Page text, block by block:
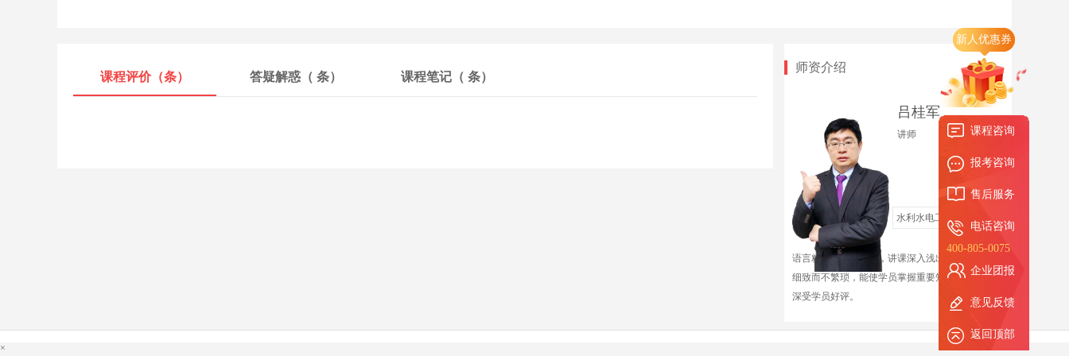
新人优惠券
课程咨询
报考咨询
售后服务
电话咨询
400-805-0075
企业团报
意见反馈
返回顶部
12.第三篇-第十一章-施工进度管理（二）
时长 32:19
时长 39:47
14.第三篇-第十三章-施工成本管理、第十四章-
施工安全管理
15.第三篇-第十五章-绿色建造及施工现场环境管
理
时长 15:44
课程评价（条） 答疑解惑（ 条） 课程笔记（ 条）
师资介绍
吕桂军
讲师
授课领域 水利水电 水利水电工程
语言精练，善于总结，讲课深入浅出，图文并茂，
细致而不繁琐，能使学员掌握重要知识点和考点，
深受学员好评。
×